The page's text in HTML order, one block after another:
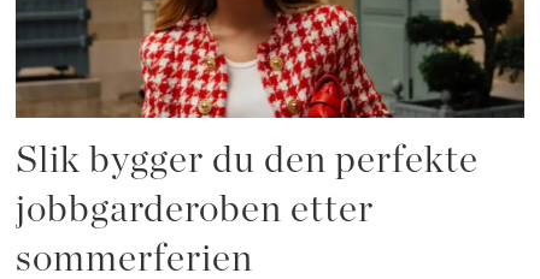
Slik bygger du den perfekte
jobbgarderoben etter
sommerferien